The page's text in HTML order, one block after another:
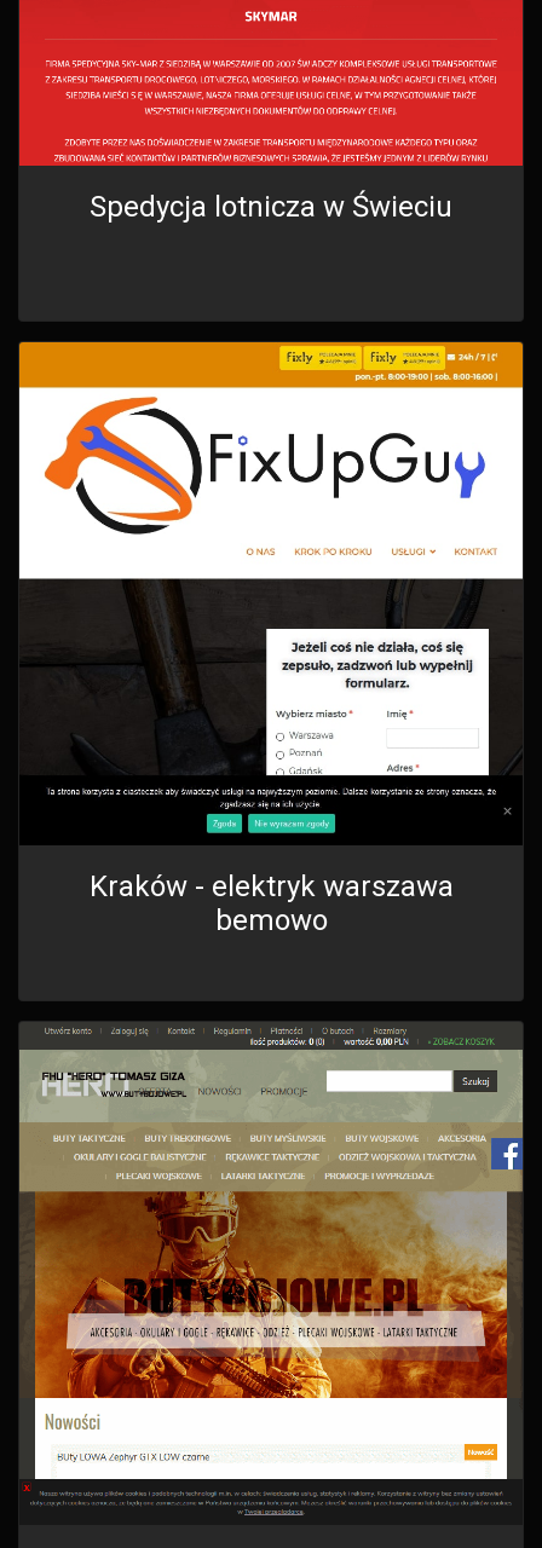
Spedycja lotnicza w Świeciu
Kraków - elektryk warszawa
bemowo